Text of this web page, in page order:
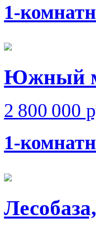
1-
Южный
2 800 000
1-